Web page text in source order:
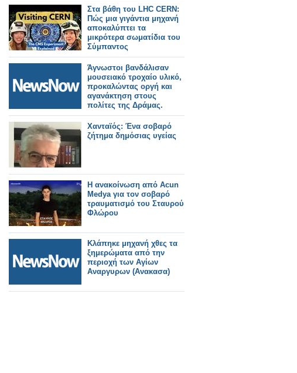
Στα βάθη του LHC CERN:
Πώς μια γιγάντια μηχανή
αποκαλύπτει τα
μικρότερα σωματίδια του
Σύμπαντος
Άγνωστοι βανδάλισαν
μουσειακό τροχαίο υλικό,
προκαλώντας οργή και
αγανάκτηση στους
πολίτες της Δράμας.
Χανταϊός: Ένα σοβαρό
ζήτημα δημόσιας υγείας
Η ανακοίνωση από Acun
Medya για τον σοβαρό
τραυματισμό του Σταυρού
Φλώρου
Κλάπηκε μηχανή χθες τα
ξημερώματα από την
περιοχή των Αγίων
Αναργυρων (Ανακασα)